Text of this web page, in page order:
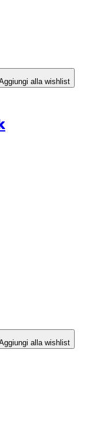
alla wishlist
alla wishlist